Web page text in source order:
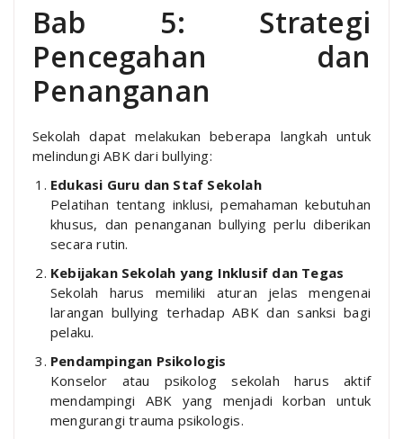
Bab 5: Strategi
Pencegahan dan
Penanganan
Sekolah dapat melakukan beberapa langkah untuk
melindungi ABK dari bullying:
Edukasi Guru dan Staf Sekolah
Pelatihan tentang inklusi, pemahaman kebutuhan
khusus, dan penanganan bullying perlu diberikan
secara rutin.
Kebijakan Sekolah yang Inklusif dan Tegas
Sekolah harus memiliki aturan jelas mengenai
larangan bullying terhadap ABK dan sanksi bagi
pelaku.
Pendampingan Psikologis
Konselor atau psikolog sekolah harus aktif
mendampingi ABK yang menjadi korban untuk
mengurangi trauma psikologis.